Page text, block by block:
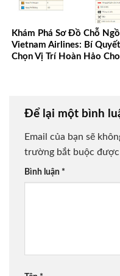
Khám Phá Sơ Đồ Chỗ
Vietnam Airlines: Bí Quyết
Chọn Vị Trí Hoàn Hảo Cho
Để lại một bình
Email của bạn sẽ
trường bắt buộc được
Bình luận *